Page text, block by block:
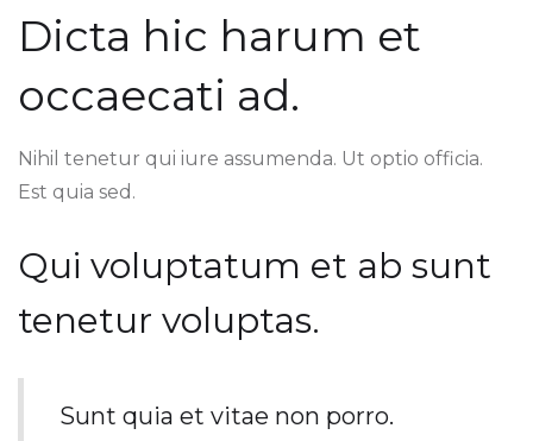
Dicta hic harum et
occaecati ad.
Nihil tenetur qui iure assumenda. Ut optio officia.
Est quia sed.
Qui voluptatum et ab sunt
tenetur voluptas.
Sunt quia et vitae non porro.